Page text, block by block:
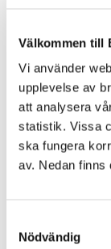
Välkommen till
Vi använder
upplevelse av
att analysera
statistik. Vissa
ska fungera
av. Nedan finns
Nödvändig
Ambulerande
Om du på
eller vallokal
tillhandahåller
Kontakta
82 21 40, 0456-
röstmottagarna
ordning på